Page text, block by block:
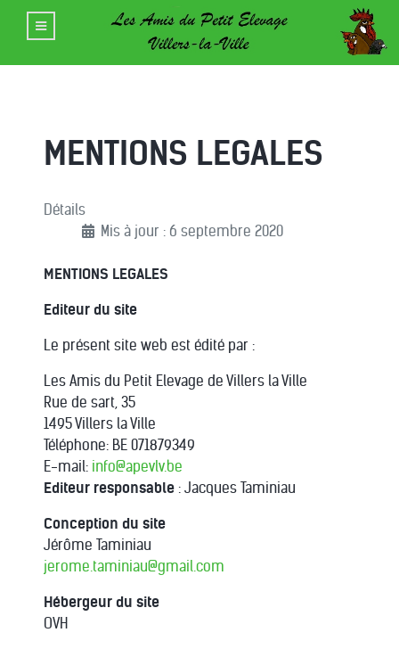
MENTIONS LEGALES
Détails
Mis à jour : 6 septembre 2020
MENTIONS LEGALES
Editeur du site
Le présent site web est édité par :
Les Amis du Petit Elevage de Villers la Ville
Rue de sart, 35
1495 Villers la Ville
Téléphone: BE 071879349
E-mail: info@apevlv.be
Editeur responsable : Jacques Taminiau
Conception du site
Jérôme Taminiau
jerome.taminiau@gmail.com
Hébergeur du site
OVH